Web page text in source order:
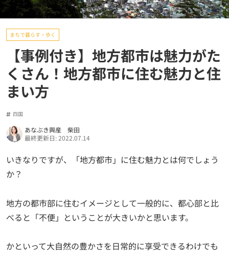
まちで暮らす・歩く
【事例付き】地方都市は魅力がた
くさん！地方都市に住む魅力と住
まい方
四国
あなぶき興産 柴田
最終更新日: 2022.07.14
いきなりですが、「地方都市」に住む魅力とは何でしょう
か？
地方の都市部に住むイメージとして一般的に、都心部と比
べると「不便」ということが大きいかと思います。
かといって大自然の豊かさを日常的に享受できるわけでも